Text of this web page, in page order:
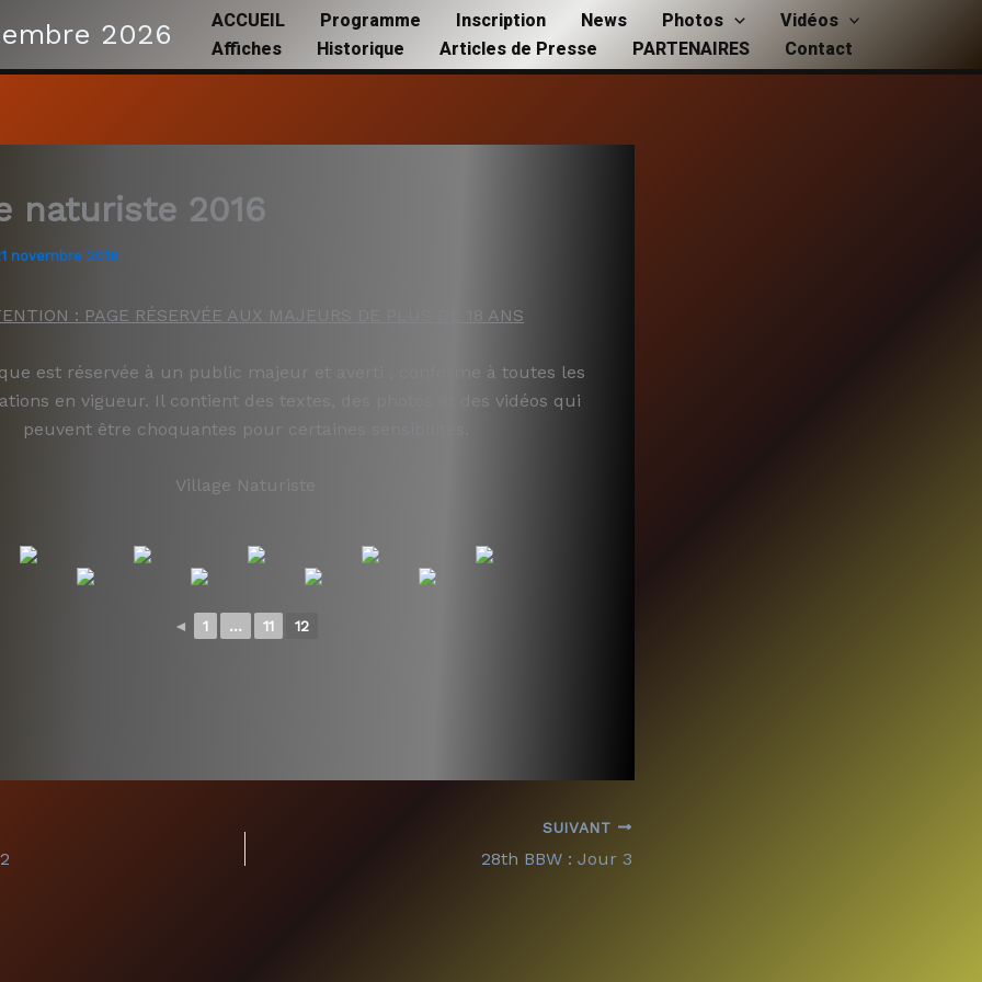
2026 ACCUEIL Programme Inscription News Photos
Vidéos
Affiches
Historique Articles de Presse PARTENAIRES Contact
naturiste 2016
novembre 2016
: PAGE RÉSERVÉE AUX MAJEURS DE PLUS DE 18 ANS
est réservée à un public majeur et averti , conforme à toutes les
en vigueur. Il contient des textes, des photos et des vidéos qui
peuvent être choquantes pour certaines sensibilités.
Village Naturiste
◄ 1 ... 11 12
SUIVANT
28th BBW : Jour 3